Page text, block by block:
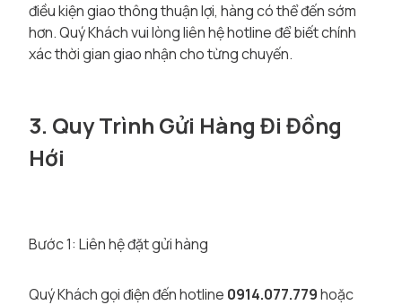
điều kiện giao thông thuận lợi, hàng có thể đến sớm
hơn. Quý Khách vui lòng liên hệ hotline để biết chính
xác thời gian giao nhận cho từng chuyến.
3. Quy Trình Gửi Hàng Đi Đồng
Hới
Bước 1: Liên hệ đặt gửi hàng
Quý Khách gọi điện đến hotline 0914.077.779hoặc